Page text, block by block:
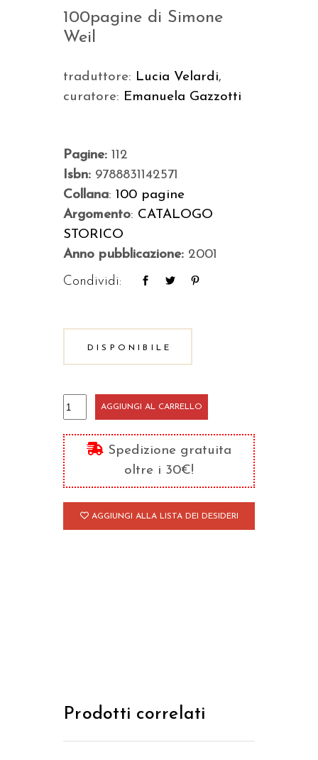
100pagine di Simone
Weil
traduttore: Lucia Velardi,
curatore: Emanuela Gazzotti
Pagine: 112
Isbn: 9788831142571
Collana: 100 pagine
Argomento: CATALOGO
STORICO
Anno pubblicazione: 2001
Condividi:
DISPONIBILE
L'avventura
di
uno
sguardo
puro
quantità
AGGIUNGI AL CARRELLO
Spedizione gratuita
oltre i 30€!
AGGIUNGI ALLA LISTA DEI DESIDERI
Prodotti correlati